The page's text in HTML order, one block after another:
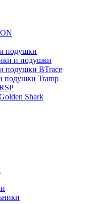
подушки
и подушки
подушки BTrace
подушки Tramp
Shark